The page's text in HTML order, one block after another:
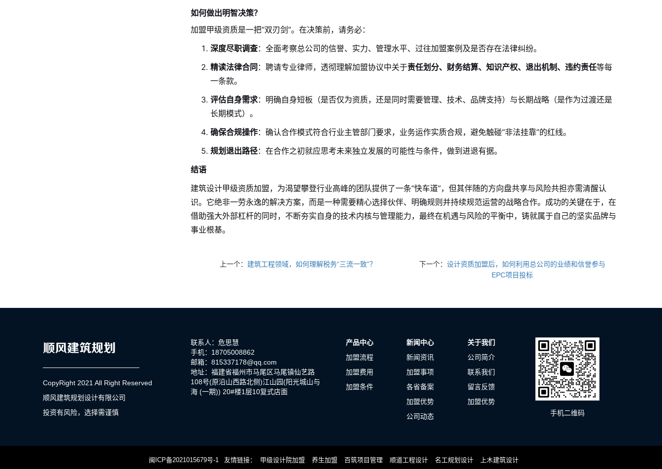
如何做出明智决策？
加盟甲级资质是一把“双刃剑”。在决策前，请务必：
深度尽职调查：全面考察总公司的信誉、实力、管理水平、过往加盟案例及是否存在法律纠纷。
精读法律合同 ：聘请专业律师，透彻理解加盟协议中关于责任划分、财务结算、知识产权、退出机制、违约责任等每
一条款。
评估自身需求：明确自身短板（是否仅为资质，还是同时需要管理、技术、品牌支持）与长期战略（是作为过渡还是
长期模式）。
确保合规操作：确认合作模式符合行业主管部门要求，业务运作实质合规，避免触碰“非法挂靠”的红线。
规划退出路径：在合作之初就应思考未来独立发展的可能性与条件，做到进退有据。
结语
建筑设计甲级资质加盟，为渴望攀登行业高峰的团队提供了一条“快车道”，但其伴随的方向盘共享与风险共担亦需清醒认
识。它绝非一劳永逸的解决方案，而是一种需要精心选择伙伴、明确规则并持续规范运营的战略合作。成功的关键在于，在
借助强大外部杠杆的同时，不断夯实自身的技术内核与管理能力，最终在机遇与风险的平衡中，铸就属于自己的坚实品牌与
事业根基。
上一个： 建筑工程领域，如何理解税务“三流一致”？ 下一个： 设计资质加盟后，如何利用总公司的业绩和信誉参与
EPC项目投标
CopyRight 2021 All Right Reserved
顺风建筑规划设计有限公司
投资有风险，选择需谨慎
联系人：危思慧
手机：18705008862
邮箱：815337178@qq.com
地址：福建省福州市马尾区马尾镇仙艺路
108号(原沿山西路北侧)江山园(阳光城山与
海 (一期)) 20#楼1层10复式店面
产品中心
加盟流程
加盟费用
加盟条件
新闻中心
新闻资讯
加盟事项
各省备案
加盟优势
公司动态
关于我们
公司简介
联系我们
留言反馈
加盟优势
手机二维码
闽ICP备2021015679号-1 友情链接 甲级设计院加盟 养生加盟 百筑项目管理 顺道工程设计 名工规划设计 上木建筑设计